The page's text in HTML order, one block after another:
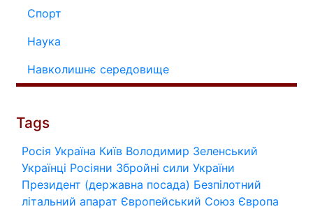
Спорт
Наука
Навколишнє середовище
Tags
Росія Україна Київ Володимир Зеленський
Українці Росіяни Збройні сили України
Президент (державна посада) Безпілотний
літальний апарат Європейський Союз Європа